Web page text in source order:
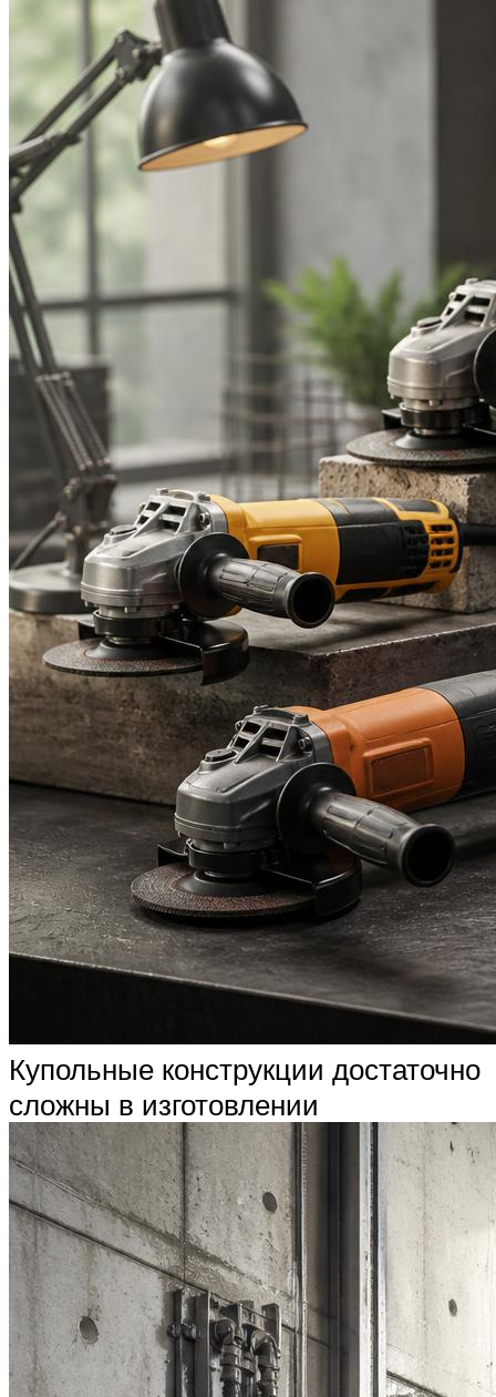
Купольные конструкции достаточно
сложны в изготовлении